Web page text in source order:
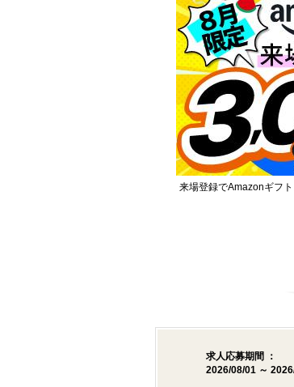
来場登録でAmazonギフ
求人応募期間 ：
2026/08/01 ～